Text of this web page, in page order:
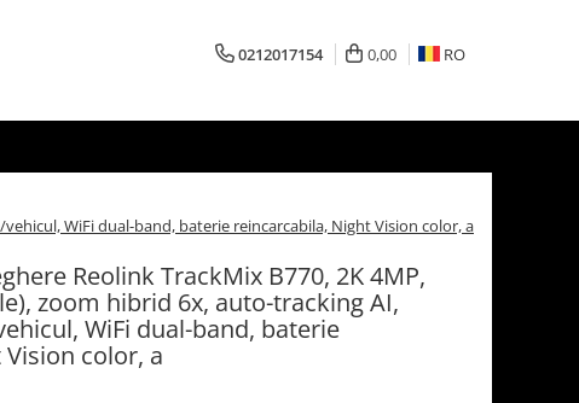
0212017154 0,00 RO
WiFi dual-band, baterie reincarcabila, Night Vision color, a
Reolink TrackMix B770, 2K 4MP,
zoom hibrid 6x, auto-tracking AI,
WiFi dual-band, baterie
color, a